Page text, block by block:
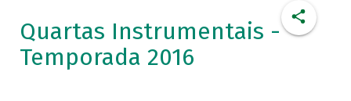
Quartas Instrumentais -
Temporada 2016